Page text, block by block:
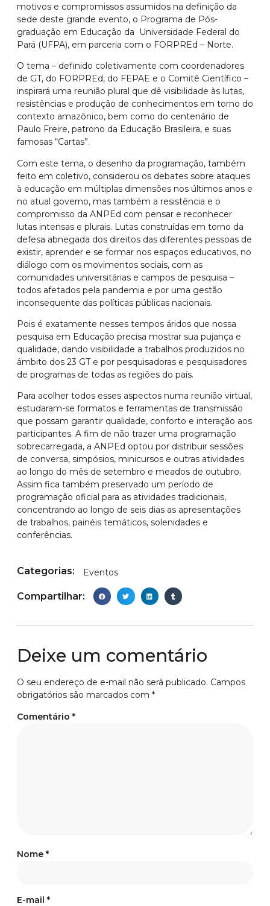
motivos e compromissos assumidos na definição da
sede deste grande evento, o Programa de Pós-
graduação em Educação da Universidade Federal do
Pará (UFPA), em parceria com o FORPREd – Norte.
O tema – definido coletivamente com coordenadores
de GT, do FORPREd, do FEPAE e o Comitê Científico –
inspirará uma reunião plural que dê visibilidade às lutas,
resistências e produção de conhecimentos em torno do
contexto amazônico, bem como do centenário de
Paulo Freire, patrono da Educação Brasileira, e suas
famosas “Cartas”.
Com este tema, o desenho da programação, também
feito em coletivo, considerou os debates sobre ataques
à educação em múltiplas dimensões nos últimos anos e
no atual governo, mas também a resistência e o
compromisso da ANPEd com pensar e reconhecer
lutas intensas e plurais. Lutas construídas em torno da
defesa abnegada dos direitos das diferentes pessoas de
existir, aprender e se formar nos espaços educativos, no
diálogo com os movimentos sociais, com as
comunidades universitárias e campos de pesquisa –
todos afetados pela pandemia e por uma gestão
inconsequente das políticas públicas nacionais.
Pois é exatamente nesses tempos áridos que nossa
pesquisa em Educação precisa mostrar sua pujança e
qualidade, dando visibilidade a trabalhos produzidos no
âmbito dos 23 GT e por pesquisadoras e pesquisadores
de programas de todas as regiões do país.
Para acolher todos esses aspectos numa reunião virtual,
estudaram-se formatos e ferramentas de transmissão
que possam garantir qualidade, conforto e interação aos
participantes. A fim de não trazer uma programação
sobrecarregada, a ANPEd optou por distribuir sessões
de conversa, simpósios, minicursos e outras atividades
ao longo do mês de setembro e meados de outubro.
Assim fica também preservado um período de
programação oficial para as atividades tradicionais,
concentrando ao longo de seis dias as apresentações
de trabalhos, painéis temáticos, solenidades e
conferências.
Categorias: Eventos
Compartilhar:
Deixe um comentário
O seu endereço de e-mail não será publicado. Campos
obrigatórios são marcados com *
Comentário *
Nome *
E-mail *